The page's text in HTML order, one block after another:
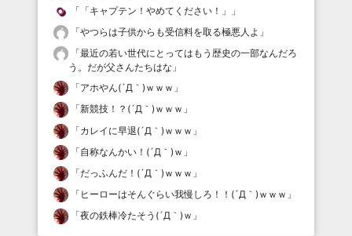
「 「キャプテン！やめてください！」
」
「やつらは子供からも受信料を取る極悪人よ 」
「最近の若い世代にとってはもう歴史の一部なんだろ
う。だが父さんたちはな 」
「アホやん(´Д｀)ｗｗｗ 」
「新競技！？(´Д｀)ｗｗｗ 」
「カレイに早退(´Д｀)ｗｗｗ 」
「自称なんかい！(´Д｀)ｗ 」
「だっふんだ！(´Д｀)ｗｗｗ 」
「 ヒーローはそんぐらい我慢しろ！！(´Д｀)ｗｗｗ 」
「夜の鉄棒冷たそう(´Д｀)ｗ 」